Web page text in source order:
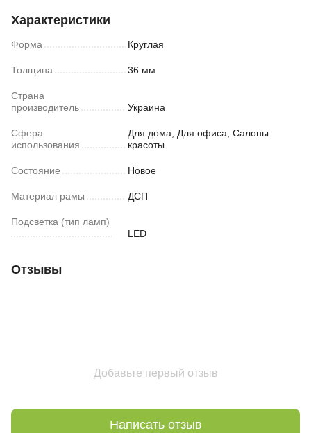
Характеристики
Форма Круглая
Толщина 36 мм
Страна
производитель
Украина
Сфера
использования
Для дома, Для офиса, Салоны
красоты
Состояние Новое
Материал рамы ДСП
Подсветка (тип ламп)
LED
Отзывы
Добавьте первый отзыв
Написать отзыв